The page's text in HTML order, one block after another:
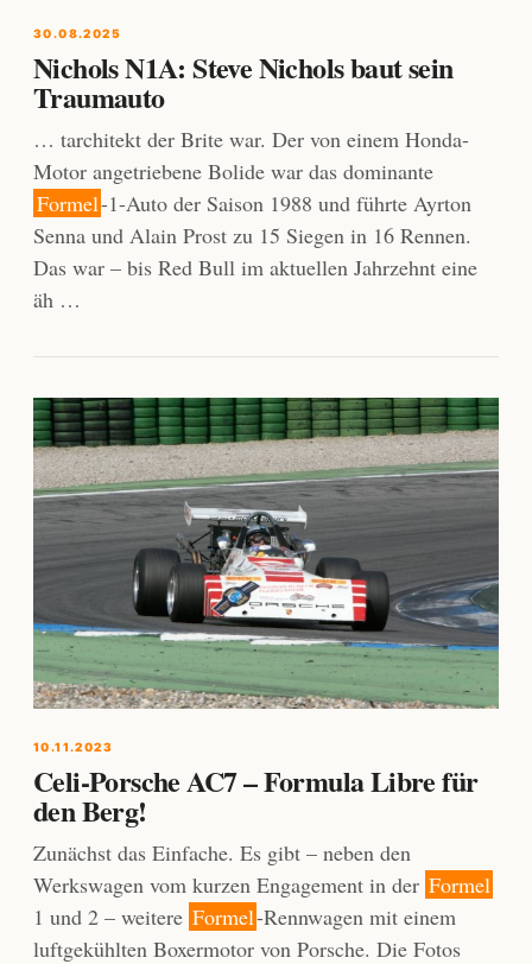
30.08.2025
Nichols N1A: Steve Nichols baut sein
Traumauto
… tarchitekt der Brite war. Der von einem Honda-
Motor angetriebene Bolide war das dominante
Formel-1-Auto der Saison 1988 und führte Ayrton
Senna und Alain Prost zu 15 Siegen in 16 Rennen.
Das war – bis Red Bull im aktuellen Jahrzehnt eine
äh …
10.11.2023
Celi-Porsche AC7 – Formula Libre für
den Berg!
Zunächst das Einfache. Es gibt – neben den
Werkswagen vom kurzen Engagement in der Formel
1 und 2 – weitere Formel-Rennwagen mit einem
luftgekühlten Boxermotor von Porsche. Die Fotos